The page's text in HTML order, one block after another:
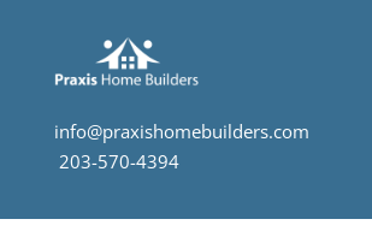
info@praxishomebuilders.com
203-570-4394